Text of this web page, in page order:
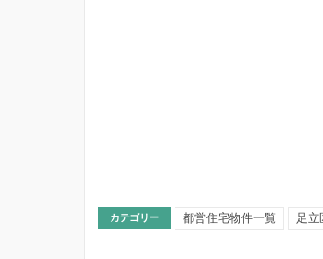
カテゴリー 都営住宅物件一覧 足立